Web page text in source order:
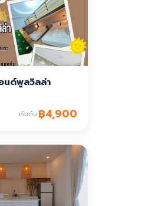
นด์พูลวิลล่า
เริ่มต้น ฿4,900